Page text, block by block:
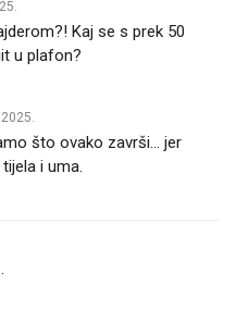
Kaj se s prek 50
u plafon?
što ovako završi... jer
i uma.